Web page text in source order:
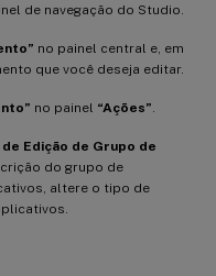
de navegação do Studio.
no painel central e, em
que você deseja editar.
no painel “Ações”
Edição de Grupo de
do grupo de
altere o tipo de